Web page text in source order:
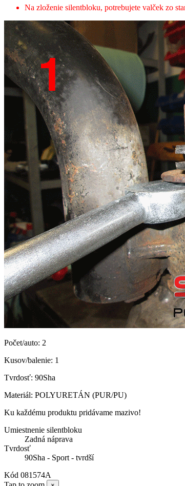
Na zloženie silentbloku, potrebujete valček zo
Počet/auto: 2
Kusov/balenie: 1
Tvrdosť: 90Sha
Materiál: POLYURETÁN (PUR/PU)
Ku každému produktu pridávame mazivo!
Umiestnenie silentbloku
Zadná náprava
Tvrdosť
90Sha - Sport - tvrdší
Kód 081574A